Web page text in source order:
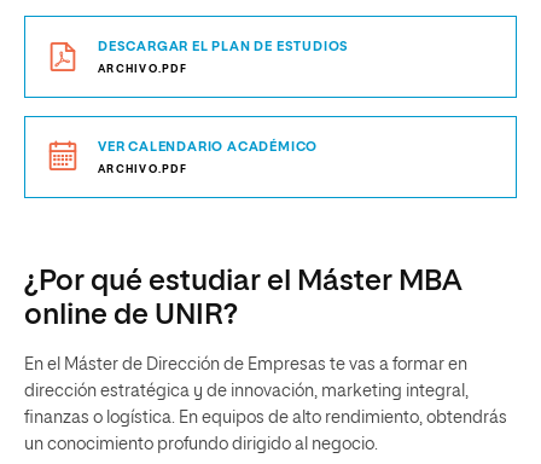
DESCARGAR EL PLAN DE ESTUDIOS
ARCHIVO.PDF
VER CALENDARIO ACADÉMICO
ARCHIVO.PDF
¿Por qué estudiar el Máster MBA
online de UNIR?
En el Máster de Dirección de Empresas te vas a formar en
dirección estratégica y de innovación, marketing integral,
finanzas o logística. En equipos de alto rendimiento, obtendrás
un conocimiento profundo dirigido al negocio.